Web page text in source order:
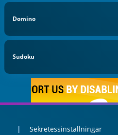
Domino
Sudoku
Sekretessinställningar